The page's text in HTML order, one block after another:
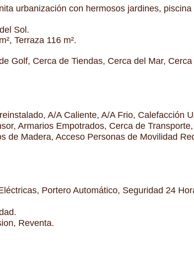
urbanización con hermosos jardines, piscina
Sol.
Terraza 116 m².
Golf, Cerca de Tiendas, Cerca del Mar,
A/A Caliente, A/A Frio, Calefacción
Armarios Empotrados, Cerca de
de Madera, Acceso Personas de Movilidad
Portero Automático, Seguridad 24
Reventa.